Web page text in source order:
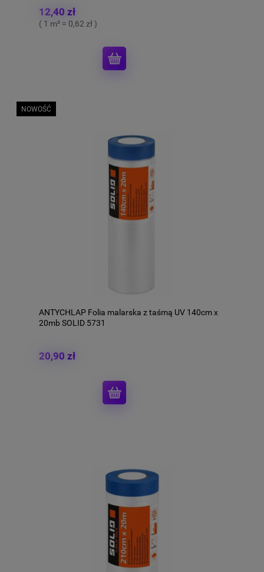
12,40 zł
( 1 m² = 0,62 zł )
ANTYCHLAP Folia malarska z taśmą UV 140cm x
20mb SOLID 5731
20,90 zł
NOWOŚĆ